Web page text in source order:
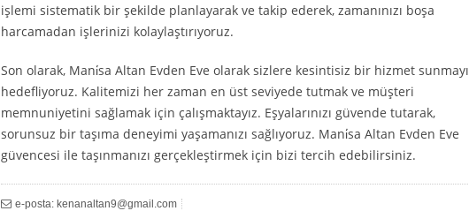
işlemi sistematik bir şekilde planlayarak ve takip ederek, zamanınızı boşa
harcamadan işlerinizi kolaylaştırıyoruz.
Son olarak, Mani̇sa Altan Evden Eve olarak sizlere kesintisiz bir hizmet sunmayı
hedefliyoruz. Kalitemizi her zaman en üst seviyede tutmak ve müşteri
memnuniyetini sağlamak için çalışmaktayız. Eşyalarınızı güvende tutarak,
sorunsuz bir taşıma deneyimi yaşamanızı sağlıyoruz. Mani̇sa Altan Evden Eve
güvencesi ile taşınmanızı gerçekleştirmek için bizi tercih edebilirsiniz.
e-posta: kenanaltan9@gmail.com